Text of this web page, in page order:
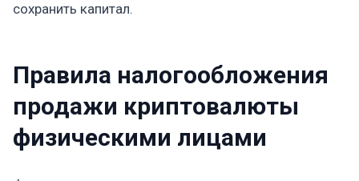
сохранить капитал.
Правила налогообложения
продажи криптовалюты
физическими лицами